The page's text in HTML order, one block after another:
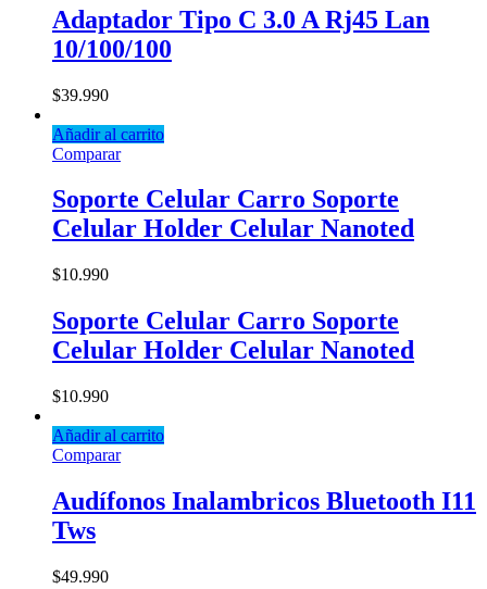
Adaptador Tipo C 3.0 A Rj45 Lan
10/100/100
$39.990
Añadir al carrito
Comparar
Soporte Celular Carro Soporte
Celular Holder Celular Nanoted
$10.990
Soporte Celular Carro Soporte
Celular Holder Celular Nanoted
$10.990
Añadir al carrito
Comparar
Audífonos Inalambricos Bluetooth I11
Tws
$49.990